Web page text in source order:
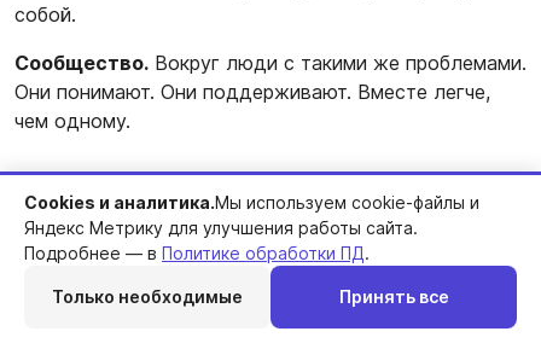
собой.
Сообщество. Вокруг люди с такими же проблемами.
Они понимают. Они поддерживают. Вместе легче,
чем одному.
После выписки
Реабилитация — не конец, а начало. Настоящая
проверка — когда выходишь в обычную жизнь с её
соблазнами и стрессами.
Cookies и аналитика.Мы используем cookie-файлы и
Яндекс Метрику для улучшения работы сайта.
Подробнее — в Политике обработки ПД.
Только необходимые Принять все